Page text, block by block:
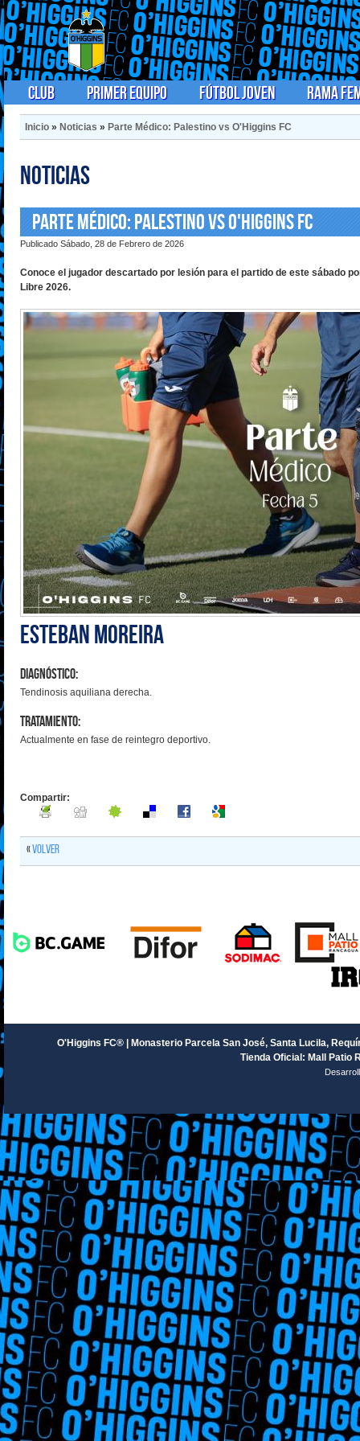
Club Primer Equipo Fútbol Joven Rama
Inicio » Noticias » Parte Médico: Palestino vs O'Higgins FC
Noticias
Parte Médico: Palestino vs O'Higgins FC
Publicado Sábado, 28 de Febrero de 2026
Conoce el jugador descartado por lesión para el partido de este sábado
Libre 2026.
Esteban Moreira
Diagnóstico:
Tendinosis aquiliana derecha.
Tratamiento:
Actualmente en fase de reintegro deportivo.
Compartir:
«Volver
O'Higgins FC® | Monasterio Parcela San José, Santa Lucila,
Tienda Oficial: Mall Patio